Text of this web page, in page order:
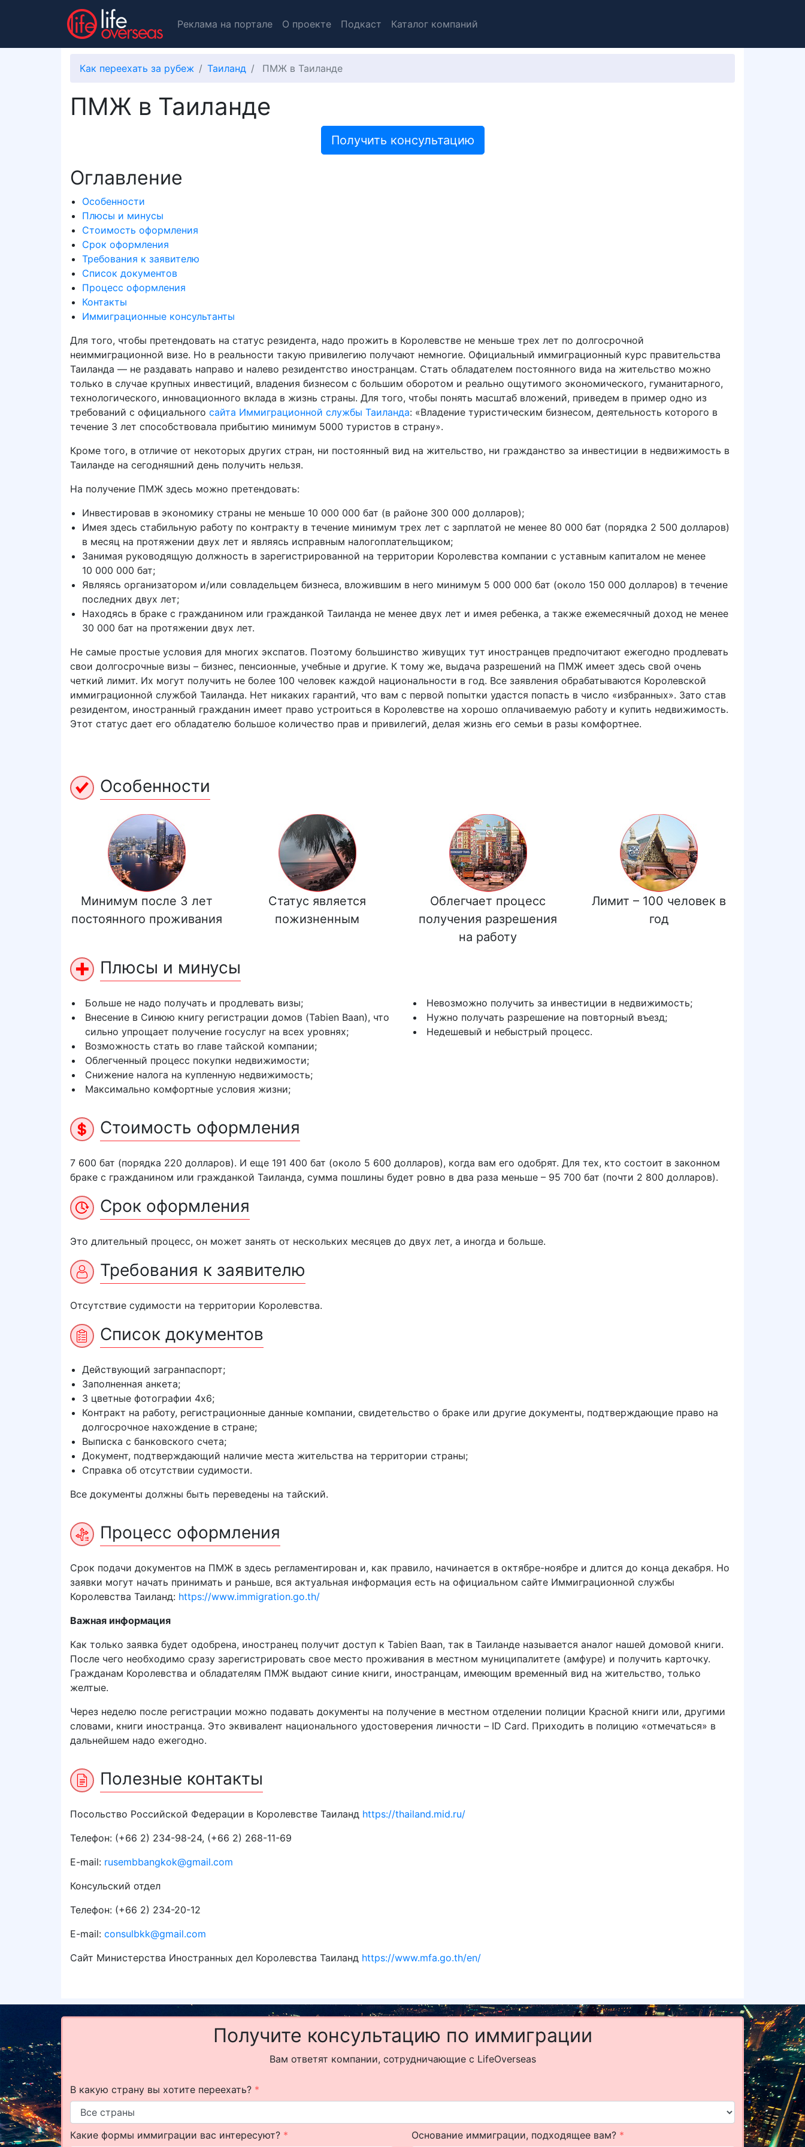
Реклама на портале О проекте Подкаст Каталог компаний
Как переехать за рубеж Таиланд ПМЖ в Таиланде
ПМЖ в Таиланде
Получить консультацию
Оглавление
Особенности
Плюсы и минусы
Стоимость оформления
Срок оформления
Требования к заявителю
Список документов
Процесс оформления
Контакты
Иммиграционные консультанты
Для того, чтобы претендовать на статус резидента, надо прожить в Королевстве не меньше трех лет по долгосрочной
неиммиграционной визе. Но в реальности такую привилегию получают немногие. Официальный иммиграционный курс правительства
Таиланда — не раздавать направо и налево резидентство иностранцам. Стать обладателем постоянного вида на жительство можно
только в случае крупных инвестиций, владения бизнесом с большим оборотом и реально ощутимого экономического, гуманитарного,
технологического, инновационного вклада в жизнь страны. Для того, чтобы понять масштаб вложений, приведем в пример одно из
требований с официального сайта Иммиграционной службы Таиланда: «Владение туристическим бизнесом, деятельность которого в
течение 3 лет способствовала прибытию минимум 5000 туристов в страну».
Кроме того, в отличие от некоторых других стран, ни постоянный вид на жительство, ни гражданство за инвестиции в недвижимость в
Таиланде на сегодняшний день получить нельзя.
На получение ПМЖ здесь можно претендовать:
Инвестировав в экономику страны не меньше 10 000 000 бат (в районе 300 000 долларов);
Имея здесь стабильную работу по контракту в течение минимум трех лет с зарплатой не менее 80 000 бат (порядка 2 500 долларов)
в месяц на протяжении двух лет и являясь исправным налогоплательщиком;
Занимая руководящую должность в зарегистрированной на территории Королевства компании с уставным капиталом не менее
10 000 000 бат;
Являясь организатором и/или совладельцем бизнеса, вложившим в него минимум 5 000 000 бат (около 150 000 долларов) в течение
последних двух лет;
Находясь в браке с гражданином или гражданкой Таиланда не менее двух лет и имея ребенка, а также ежемесячный доход не менее
30 000 бат на протяжении двух лет.
Не самые простые условия для многих экспатов. Поэтому большинство живущих тут иностранцев предпочитают ежегодно продлевать
свои долгосрочные визы – бизнес, пенсионные, учебные и другие. К тому же, выдача разрешений на ПМЖ имеет здесь свой очень
четкий лимит. Их могут получить не более 100 человек каждой национальности в год. Все заявления обрабатываются Королевской
иммиграционной службой Таиланда. Нет никаких гарантий, что вам с первой попытки удастся попасть в число «избранных». Зато став
резидентом, иностранный гражданин имеет право устроиться в Королевстве на хорошо оплачиваемую работу и купить недвижимость.
Этот статус дает его обладателю большое количество прав и привилегий, делая жизнь его семьи в разы комфортнее.
Особенности
Минимум после 3 лет
постоянного проживания
Статус является
пожизненным
Облегчает процесс
получения разрешения
на работу
Лимит – 100 человек в
год
Плюсы и минусы
Больше не надо получать и продлевать визы;
Внесение в Синюю книгу регистрации домов (Tabien Baan), что
сильно упрощает получение госуслуг на всех уровнях;
Возможность стать во главе тайской компании;
Облегченный процесс покупки недвижимости;
Снижение налога на купленную недвижимость;
Максимально комфортные условия жизни;
Невозможно получить за инвестиции в недвижимость;
Нужно получать разрешение на повторный въезд;
Недешевый и небыстрый процесс.
Стоимость оформления
7 600 бат (порядка 220 долларов). И еще 191 400 бат (около 5 600 долларов), когда вам его одобрят. Для тех, кто состоит в законном
браке с гражданином или гражданкой Таиланда, сумма пошлины будет ровно в два раза меньше – 95 700 бат (почти 2 800 долларов).
Срок оформления
Это длительный процесс, он может занять от нескольких месяцев до двух лет, а иногда и больше.
Требования к заявителю
Отсутствие судимости на территории Королевства.
Список документов
Действующий загранпаспорт;
Заполненная анкета;
3 цветные фотографии 4х6;
Контракт на работу, регистрационные данные компании, свидетельство о браке или другие документы, подтверждающие право на
долгосрочное нахождение в стране;
Выписка с банковского счета;
Документ, подтверждающий наличие места жительства на территории страны;
Справка об отсутствии судимости.
Все документы должны быть переведены на тайский.
Процесс оформления
Срок подачи документов на ПМЖ в здесь регламентирован и, как правило, начинается в октябре-ноябре и длится до конца декабря. Но
заявки могут начать принимать и раньше, вся актуальная информация есть на официальном сайте Иммиграционной службы
Королевства Таиланд: https://www.immigration.go.th/
Важная информация
Как только заявка будет одобрена, иностранец получит доступ к Tabien Baan, так в Таиланде называется аналог нашей домовой книги.
После чего необходимо сразу зарегистрировать свое место проживания в местном муниципалитете (амфуре) и получить карточку.
Гражданам Королевства и обладателям ПМЖ выдают синие книги, иностранцам, имеющим временный вид на жительство, только
желтые.
Через неделю после регистрации можно подавать документы на получение в местном отделении полиции Красной книги или, другими
словами, книги иностранца. Это эквивалент национального удостоверения личности – ID Card. Приходить в полицию «отмечаться» в
дальнейшем надо ежегодно.
Полезные контакты
Посольство Российской Федерации в Королевстве Таиланд https://thailand.mid.ru/
Телефон: (+66 2) 234-98-24, (+66 2) 268-11-69
E-mail: rusembbangkok@gmail.com
Консульский отдел
Телефон: (+66 2) 234-20-12
E-mail: consulbkk@gmail.com
Сайт Министерства Иностранных дел Королевства Таиланд https://www.mfa.go.th/en/
Получите консультацию по иммиграции
Вам ответят компании, сотрудничающие с LifeOverseas
В какую страну вы хотите переехать? *
Какие формы иммиграции вас интересуют? * Основание иммиграции, подходящее вам? *